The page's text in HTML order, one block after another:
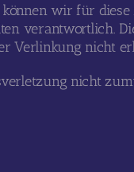
wir für
verantwortlich.
Verlinkung nicht
nicht